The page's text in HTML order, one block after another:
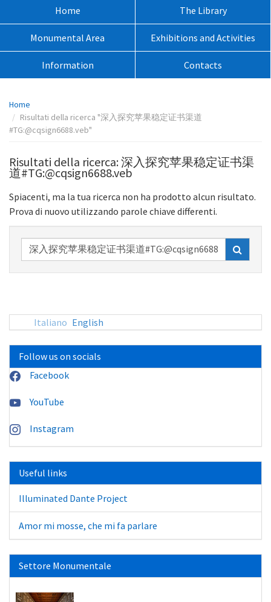
Home The Library
Monumental Area Exhibitions and Activities
Information Contacts
Percorso
pagina:
Home
Risultati della ricerca "深入探究苹果稳定证书渠道
#TG:@cqsign6688.veb"
Risultati della ricerca: 深入探究苹果稳定证书渠
道#TG:@cqsign6688.veb
Spiacenti, ma la tua ricerca non ha prodotto alcun risultato.
Prova di nuovo utilizzando parole chiave differenti.
Ricerca
nel
sito:
Italiano English
Follow us on socials
Facebook
YouTube
Instagram
Useful links
Illuminated Dante Project
Amor mi mosse, che mi fa parlare
Settore Monumentale